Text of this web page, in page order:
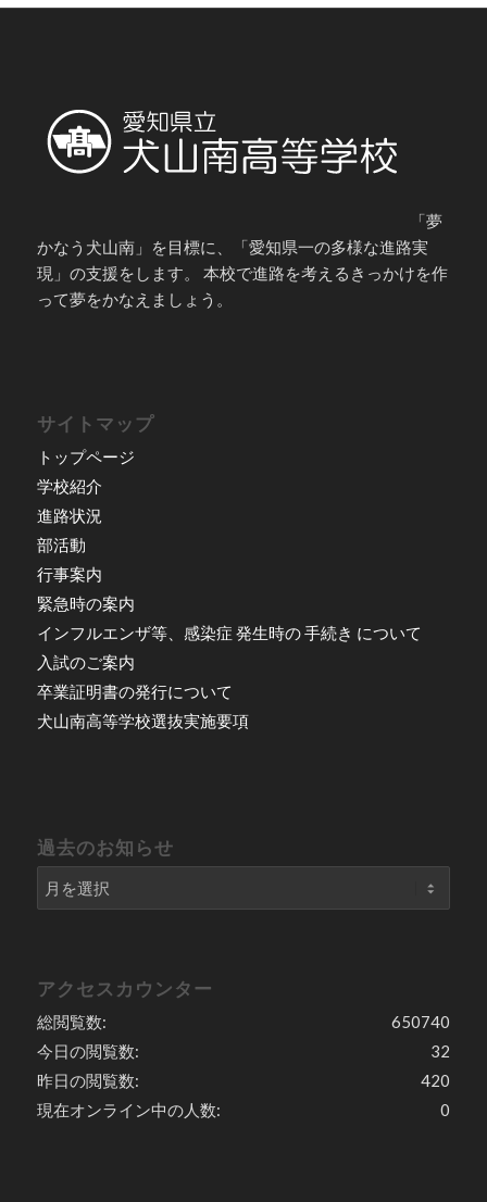
「夢
かなう犬山南」を目標に、「愛知県一の多様な進路実
現」の支援をします。 本校で進路を考えるきっかけを作
って夢をかなえましょう。
サイトマップ
トップページ
学校紹介
進路状況
部活動
行事案内
緊急時の案内
インフルエンザ等、感染症 発生時の 手続き について
入試のご案内
卒業証明書の発行について
犬山南高等学校選抜実施要項
過去のお知らせ
アクセスカウンター
650740
総閲覧数:
32
今日の閲覧数:
420
昨日の閲覧数:
0
現在オンライン中の人数: